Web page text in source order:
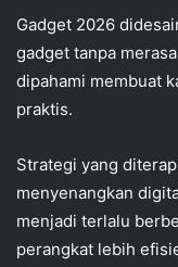
Gadget 2026
gadget tanpa
dipahami membuat
praktis.
Strategi yang
menyenangkan
menjadi terlalu
perangkat lebih